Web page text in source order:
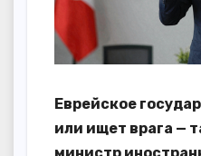
Еврейское
или ищет врага —